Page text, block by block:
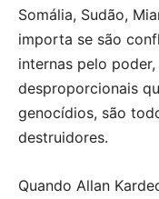
Somália, Sudão,
importa se são
internas pelo
desproporcionais
genocídios, são
destruidores.
Quando Allan